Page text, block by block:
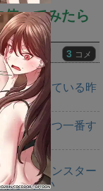
使ってみたら
3 コメ
きくなっている昨
られるやつ一番す
る。「モンスター
発の狙い